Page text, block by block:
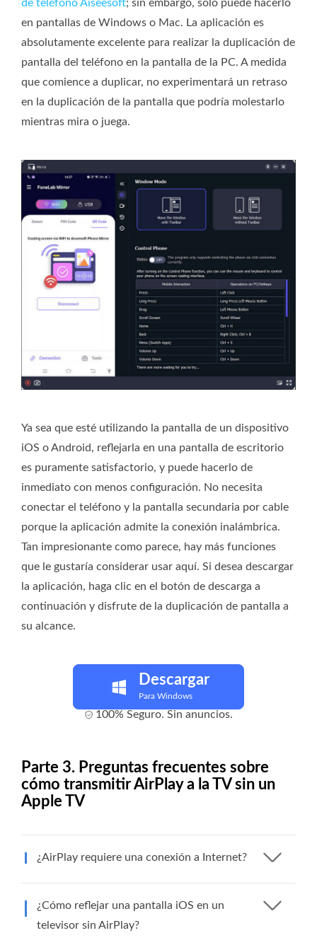
de teléfono Aiseesoft; sin embargo, solo puede hacerlo
en pantallas de Windows o Mac. La aplicación es
absolutamente excelente para realizar la duplicación de
pantalla del teléfono en la pantalla de la PC. A medida
que comience a duplicar, no experimentará un retraso
en la duplicación de la pantalla que podría molestarlo
mientras mira o juega.
Ya sea que esté utilizando la pantalla de un dispositivo
iOS o Android, reflejarla en una pantalla de escritorio
es puramente satisfactorio, y puede hacerlo de
inmediato con menos configuración. No necesita
conectar el teléfono y la pantalla secundaria por cable
porque la aplicación admite la conexión inalámbrica.
Tan impresionante como parece, hay más funciones
que le gustaría considerar usar aquí. Si desea descargar
la aplicación, haga clic en el botón de descarga a
continuación y disfrute de la duplicación de pantalla a
su alcance.
Descargar
Para Windows
100% Seguro. Sin anuncios.
Parte 3. Preguntas frecuentes sobre
cómo transmitir AirPlay a la TV sin un
Apple TV
¿AirPlay requiere una conexión a Internet?
¿Cómo reflejar una pantalla iOS en un
televisor sin AirPlay?